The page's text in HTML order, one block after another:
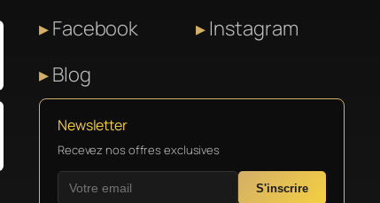
Facebook
Instagram
Blog
Newsletter
Recevez nos offres exclusives
S'inscrire